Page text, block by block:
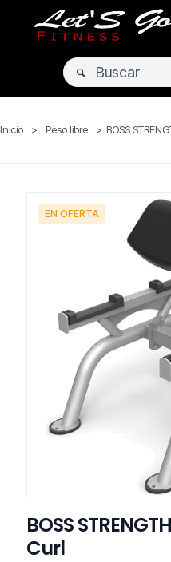
Inicio > Peso libre > BOSS
EN OFERTA
BOSS
Curl